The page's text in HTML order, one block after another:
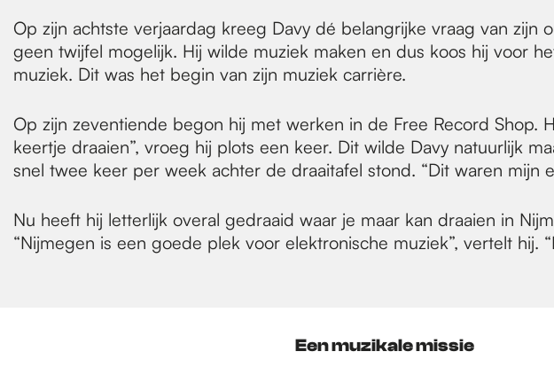
Op zijn achtste verjaardag kreeg Davy dé belangrijke vraag van
geen twijfel mogelijk. Hij wilde muziek maken en dus koos hij voor
muziek. Dit was het begin van zijn muziek carrière.
Op zijn zeventiende begon hij met werken in de Free Record Shop.
keertje draaien”, vroeg hij plots een keer. Dit wilde Davy natuurlijk
snel twee keer per week achter de draaitafel stond. “Dit waren mijn
Nu heeft hij letterlijk overal gedraaid waar je maar kan draaien in
“Nijmegen is een goede plek voor elektronische muziek”, vertelt
Een muzikale missie